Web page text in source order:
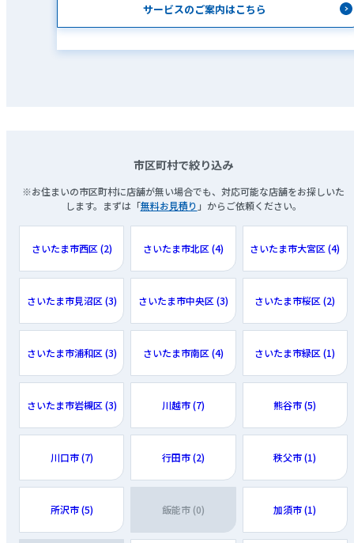
サービスのご案内はこちら
市区町村で絞り込み
※お住まいの市区町村に店舗が無い場合でも、対応可能な店舗をお探しいた
します。まずは「無料お見積り 」からご依頼ください。
さいたま市西区 (2) さいたま市北区 (4) さいたま市大宮区 (4)
さいたま市見沼区 (3) さいたま市中央区 (3) さいたま市桜区 (2)
さいたま市浦和区 (3) さいたま市南区 (4) さいたま市緑区 (1)
さいたま市岩槻区 (3) 川越市 (7) 熊谷市 (5)
川口市 (7) 行田市 (2) 秩父市 (1)
所沢市 (5) 飯能市 (0) 加須市 (1)